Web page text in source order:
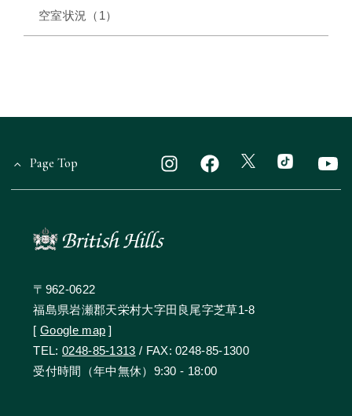
空室状況（1）
Page Top
〒962-0622
福島県岩瀬郡天栄村大字田良尾字芝草1-8
[Google map ]
TEL: 0248-85-1313 / FAX: 0248-85-1300
受付時間（年中無休）9:30 - 18:00